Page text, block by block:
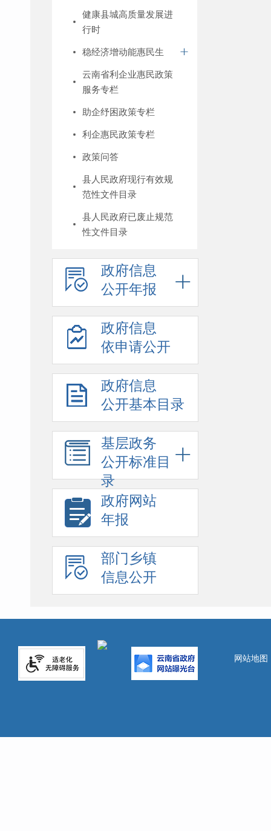
健康县城高质量发展进
行时
稳经济增动能惠民生
云南省利企业惠民政策
服务专栏
助企纾困政策专栏
利企惠民政策专栏
政策问答
县人民政府现行有效规
范性文件目录
县人民政府已废止规范
性文件目录
政府信息
公开年报
政府信息
依申请公开
政府信息
公开基本目录
基层政务
公开标准目
录
政府网站
年报
部门乡镇
信息公开
网站地图